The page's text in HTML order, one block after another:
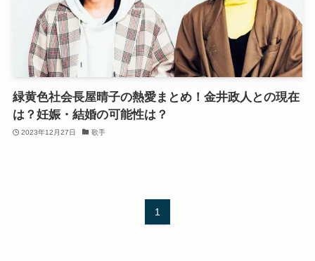
緑黄色社会長屋晴子の熱愛まとめ！金井政人との現在
は？妊娠・結婚の可能性は？
2023年12月27日 歌手
1